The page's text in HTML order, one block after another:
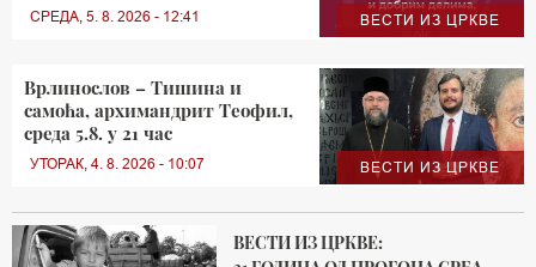
ВЕСТИ ИЗ ЦРКВЕ
СРЕДА, 5. 8. 2026 - 12:41
ВЕСТИ ИЗ ЦРКВЕ
Врлинослов – Тишина и
самоћа, архимандрит Теофил,
среда 5.8. у 21 час
УТОРАК, 4. 8. 2026 - 10:07
ВЕСТИ ИЗ ЦРКВЕ: